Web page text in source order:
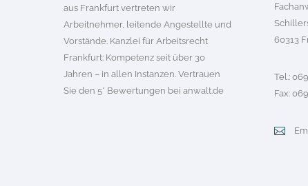
aus Frankfurt vertreten wir
Arbeitnehmer, leitende Angestellte und
Vorstände. Kanzlei für Arbeitsrecht
Frankfurt: Kompetenz seit über 30
Jahren – in allen Instanzen. Vertrauen
Sie den 5* Bewertungen bei anwalt.de
60313
Tel.:
Fax: